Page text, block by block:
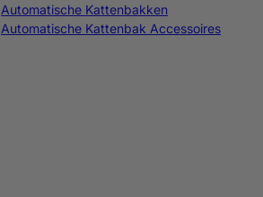
Automatische Kattenbakken
Automatische Kattenbak Accessoires